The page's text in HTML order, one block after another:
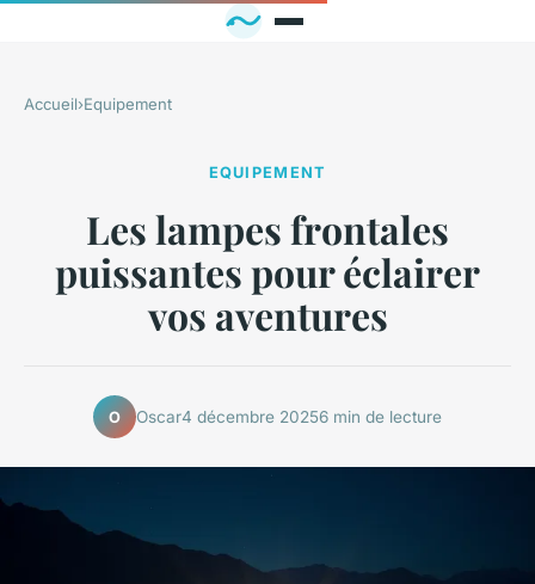
Accueil›Equipement
EQUIPEMENT
Les lampes frontales
puissantes pour éclairer
vos aventures
O Oscar4 décembre 20256 min de lecture